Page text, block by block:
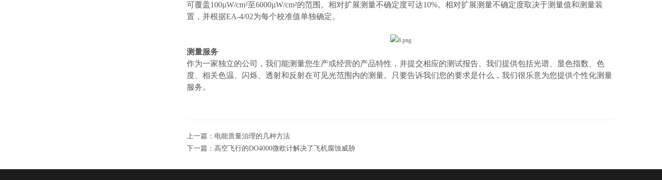
可覆盖100µW/cm²至6000µW/cm²的范围。相对扩展测量不确定度可达10%。相对扩展测量不确定度取决于测量值和测量装
置，并根据EA-4/02为每个校准值单独确定。
测量服务
作为一家独立的公司，我们能测量您生产或经营的产品特性，并提交相应的测试报告。我们提供包括光谱、显色指数、色
度、相关色温、闪烁、透射和反射在可见光范围内的测量。只要告诉我们您的要求是什么，我们很乐意为您提供个性化测量
服务。
上一篇： 电能质量治理的几种方法
下一篇： 高空飞行的DO4000微欧计解决了飞机腐蚀威胁